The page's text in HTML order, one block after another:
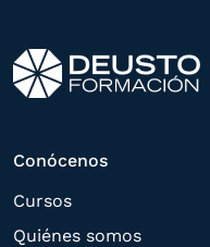
correspondiente.
solicitud con las
estas puedan
oferta de
a su petición.
Conócenos
Cursos
Quiénes somos